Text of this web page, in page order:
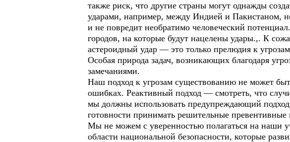
также риск, что другие страны могут однажды
ударами, например, между Индией и Пакистаном,
и не повредит необратимо человеческий
городов, на которые будут нацелены удары.,. К
астероидный удар — это только прелюдия к
Особая природа задач, возникающих благодаря
замечаниями.
Наш подход к угрозам существованию не может
ошибках. Реактивный подход — смотреть, что
мы должны использовать предупреждающий
готовности принимать решительные
Мы не можем с уверенностью полагаться на наши
области национальной безопасности, которые